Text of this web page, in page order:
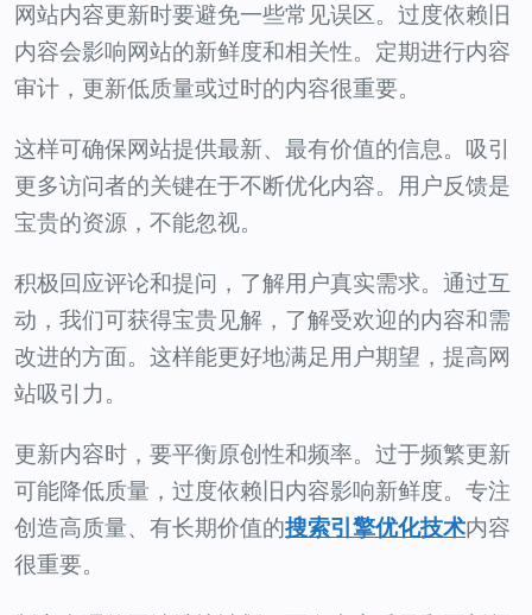
网站内容更新时要避免一些常见误区。过度依赖旧
内容会影响网站的新鲜度和相关性。定期进行内容
审计，更新低质量或过时的内容很重要。
这样可确保网站提供最新、最有价值的信息。吸引
更多访问者的关键在于不断优化内容。用户反馈是
宝贵的资源，不能忽视。
积极回应评论和提问，了解用户真实需求。通过互
动，我们可获得宝贵见解，了解受欢迎的内容和需
改进的方面。这样能更好地满足用户期望，提高网
站吸引力。
更新内容时，要平衡原创性和频率。过于频繁更新
可能降低质量，过度依赖旧内容影响新鲜度。专注
创造高质量、有长期价值的搜索引擎优化技术内容
很重要。